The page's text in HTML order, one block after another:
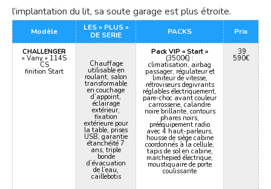
l’implantation du lit, sa soute garage est plus étroite.
Modèle
LES « PLUS »
DE SERIE
PACKS Prix
CHALLENGER
« Vany » 114S
CS
finition Start
Chauffage
utilisable en
roulant, salon
transformable
en couchage
d’appoint,
éclairage
extérieur,
fixation
extérieure pour
la table, prises
USB, garantie
étanchéité 7
ans, triple
bonde
d’évacuation
de l’eau,
caillebotis
Pack VIP « Start »
(3500€) :
climatisation, airbag
passager, régulateur et
limiteur de vitesse,
rétroviseurs degivrants
réglables électriquement,
pare-choc avant couleur
carrosserie, calandre
noire brillante, contours
phares noirs,
prééquipement radio
avec 4 haut-parleurs,
housse de siège cabine
coordonnés à la cellule,
tapis de sol en cabine,
marchepied électrique,
moustiquaire de porte
coulissante
39
590€